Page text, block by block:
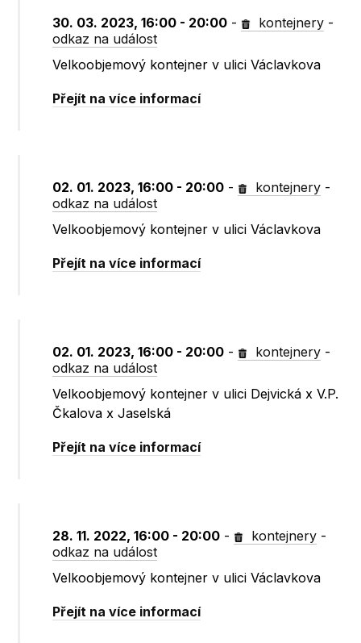
30. 03. 2023, 16:00 - 20:00 - kontejnery -
odkaz na událost
Velkoobjemový kontejner v ulici Václavkova
Přejít na více informací
02. 01. 2023, 16:00 - 20:00 - kontejnery -
odkaz na událost
Velkoobjemový kontejner v ulici Václavkova
Přejít na více informací
02. 01. 2023, 16:00 - 20:00 - kontejnery -
odkaz na událost
Velkoobjemový kontejner v ulici Dejvická x V.P.
Čkalova x Jaselská
Přejít na více informací
28. 11. 2022, 16:00 - 20:00 - kontejnery -
odkaz na událost
Velkoobjemový kontejner v ulici Václavkova
Přejít na více informací